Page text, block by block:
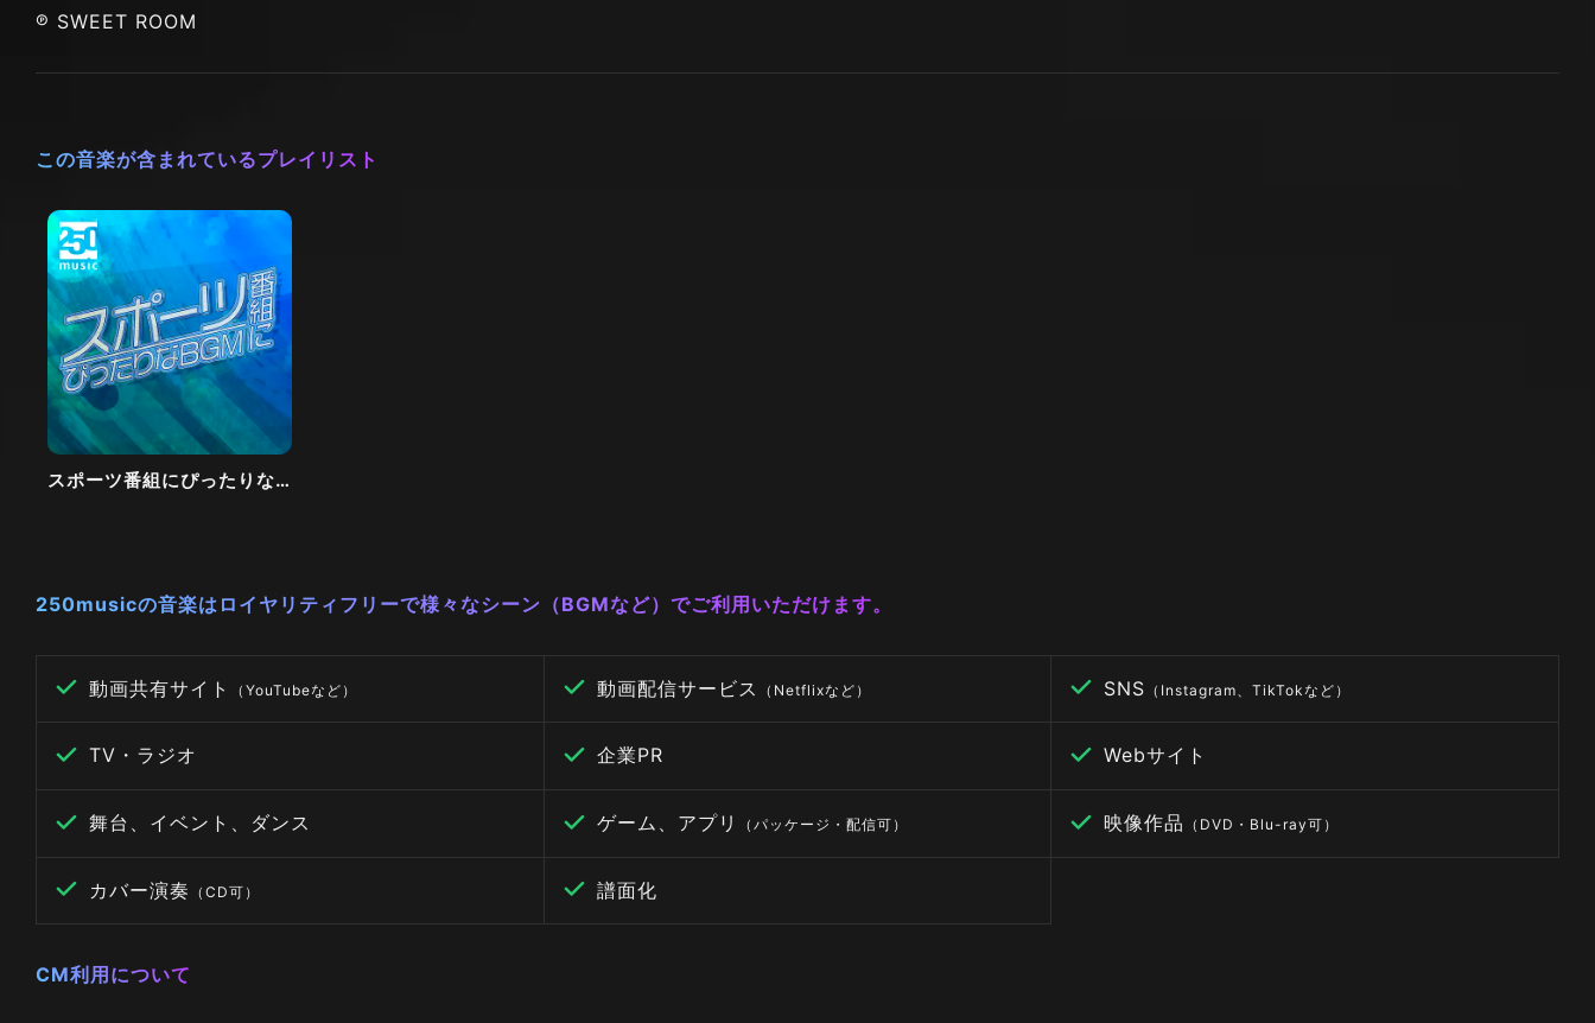
℗ SWEET ROOM
この音楽が含まれているプレイリスト
スポーツ番組にぴったりなBGM Vol2
250musicの音楽はロイヤリティフリーで様々なシーン（BGMなど）でご利用いただけます。
動画共有サイト （YouTubeなど） 動画配信サービス （Netflixなど） SNS （Instagram、TikTokなど）
TV・ラジオ 企業PR Webサイト
舞台、イベント、ダンス ゲーム、アプリ （パッケージ・配信可） 映像作品 （DVD・Blu-ray可）
カバー演奏 （CD可） 譜面化
CM利用について